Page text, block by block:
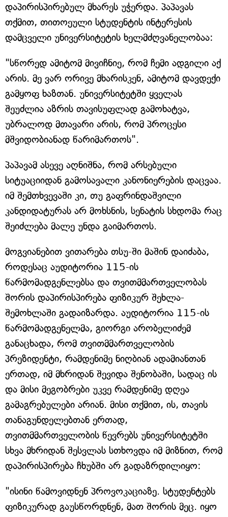
დაპირისპირებულ მხარეს უჭერდა. პაპავას
თქმით, თითოეული სტუდენტის ინტერესის
დამცველი უნივერსიტეტის ხელმძღვანელობაა:
"სწორედ ამიტომ მივიჩნიე, რომ ჩემი ადგილი აქ
არის. მე ვარ ორივე მხარისკენ, ამიტომ დავდექი
გამყოფ ხაზთან. უნივერსიტეტში ყველას
შეუძლია აზრის თავისუფლად გამოხატვა,
უბრალოდ მთავარი არის, რომ პროცესი
მშვიდობიანად წარიმართოს".
პაპავამ ასევე აღნიშნა, რომ არსებული
სიტუაციიდან გამოსავალი კანონიერების დაცვაა.
იმ შემთხვევაში კი, თუ გაფრინდაშვილი
კანდიდატურას არ მოხსნის, სენატის სხდომა რაც
შეიძლება მალე უნდა გაიმართოს.
მოგვიანებით ვითარება თსუ-ში მაშინ დაიძაბა,
როდესაც აუდიტორია 115-ის
წარმომადგენლებსა და თვითმმართველობას
შორის დაპირისპირება ფიზიკურ შეხლა-
შემოხლაში გადაიზარდა. აუდიტორია 115-ის
წარმომადგენელმა, გიორგი არობელიძემ
განაცხადა, რომ თვითმმართველობის
პრეზიდენტი, რამდენიმე ნიღბიან ადამიანთან
ერთად, იმ მხრიდან შევიდა შენობაში, სადაც ის
და მისი მეგობრები უკვე რამდენიმე დღეა
გამაგრებულები არიან. მისი თქმით, ის, თავის
თანაგუნდელებთან ერთად,
თვითმმართველობის წევრებს უნივერსიტეტში
სხვა მხრიდან შესვლას სთხოვდა იმ მიზნით, რომ
დაპირისპირება ჩხუბში არ გადაზრდილიყო:
"ისინი წამოვიდნენ პროვოკაციაზე. სტუდენტებს
ფიზიკურად გაუსწორდნენ, მათ შორის მეც. იყო